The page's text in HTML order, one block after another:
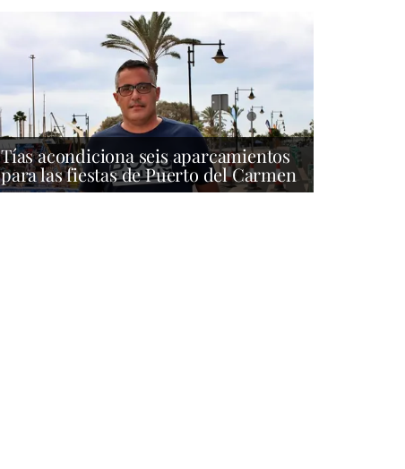
Tías acondiciona seis aparcamientos
para las fiestas de Puerto del Carmen